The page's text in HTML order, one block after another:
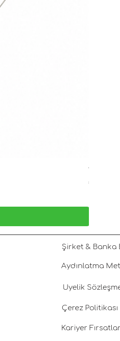
Tatlı Su
Fiyat
₺1.800,00
Şirket & Banka
Aydınlatma
Üyelik
Çerez Politikası
Kariyer